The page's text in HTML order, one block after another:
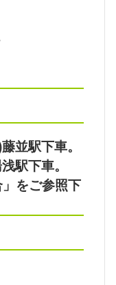
並駅下車。
駅下車。
をご参照下